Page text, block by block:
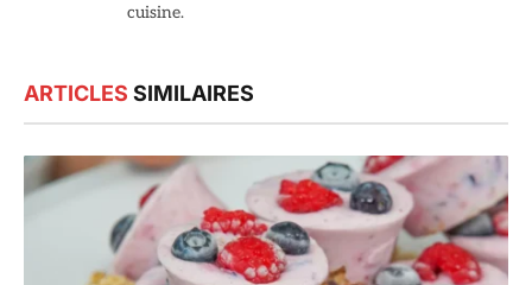
cuisine.
ARTICLES SIMILAIRES